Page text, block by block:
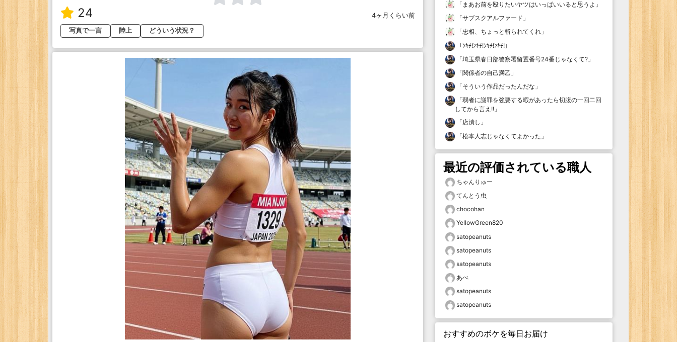
24
4ヶ月くらい前
写真で一言
陸上 どういう状況？
「 まあお前を殴りたいヤツはいっぱいいると思うよ 」
「サブスクアルファード 」
「忠相、ちょっと斬られてくれ 」
「ﾝｷﾁ!ﾝｷﾁ!ﾝｷﾁ!ﾝｷﾁ! 」
「埼玉県春日部警察署留置番号24番じゃなくて? 」
「関係者の自己満乙 」
「そういう作品だったんだな 」
「弱者に謝罪を強要する暇があったら切腹の一回二回
してから言え!! 」
「店潰し 」
「松本人志じゃなくてよかった 」
最近の評価されている職人
ちゃんりゅー
てんとう虫
chocohan
YellowGreen820
satopeanuts
satopeanuts
satopeanuts
あべ
satopeanuts
satopeanuts
おすすめのボケを毎日お届け